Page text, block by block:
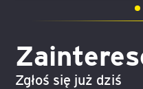
Zgłoś się już dziś